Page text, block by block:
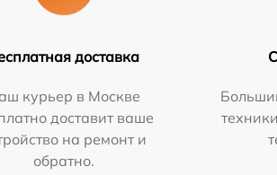
доставка
курьер в Москве
доставит ваше
на ремонт и
обратно.